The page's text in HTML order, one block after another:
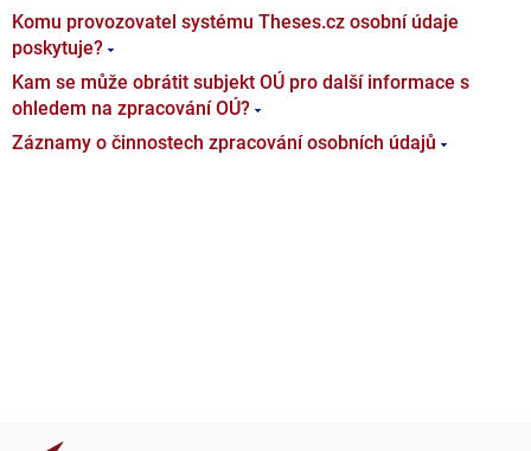
Komu provozovatel systému Theses.cz osobní údaje
poskytuje?
Kam se může obrátit subjekt OÚ pro další informace s
ohledem na zpracování OÚ?
Záznamy o činnostech zpracování osobních údajů